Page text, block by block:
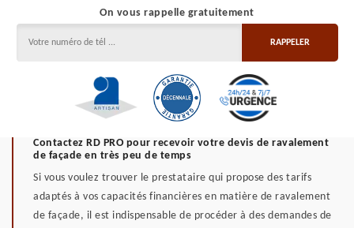
On vous rappelle gratuitement
Contactez RD PRO pour recevoir votre devis de ravalement
de façade en très peu de temps
Si vous voulez trouver le prestataire qui propose des tarifs
adaptés à vos capacités financières en matière de ravalement
de façade, il est indispensable de procéder à des demandes de